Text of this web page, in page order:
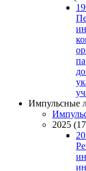
Импульсные
2025